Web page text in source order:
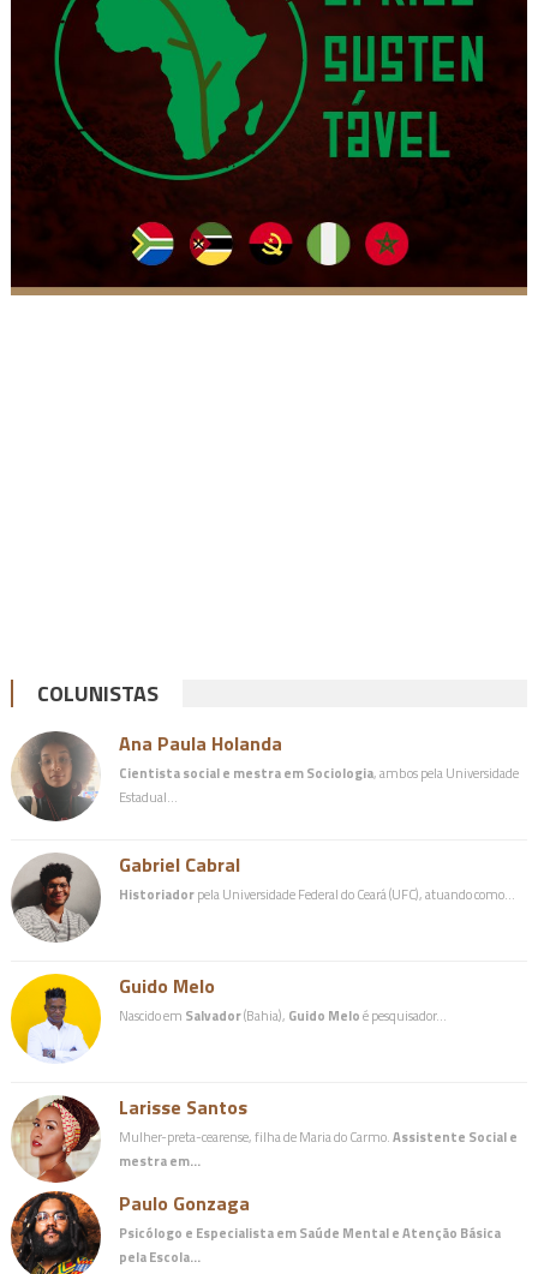
COLUNISTAS
Ana Paula Holanda
Cientista social e mestra em Sociologia, ambos pela Universidade
Estadual…
Gabriel Cabral
Historiadorpela Universidade Federal do Ceará (UFC), atuando como…
Guido Melo
Nascido em Salvador(Bahia), Guido Meloé pesquisador…
Larisse Santos
Mulher-preta-cearense, filha de Maria do Carmo.Assistente Social e
mestra em…
Paulo Gonzaga
Psicólogo e Especialista em Saúde Mental e Atenção Básica
pela Escola…